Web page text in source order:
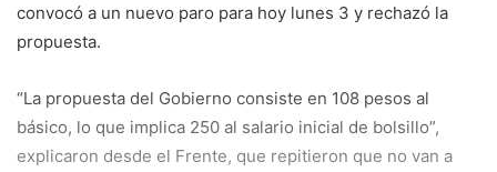
convocó a un nuevo paro para hoy lunes 3 y rechazó la
propuesta.
“La propuesta del Gobierno consiste en 108 pesos al
básico, lo que implica 250 al salario inicial de bolsillo”,
explicaron desde el Frente, que repitieron que no van a